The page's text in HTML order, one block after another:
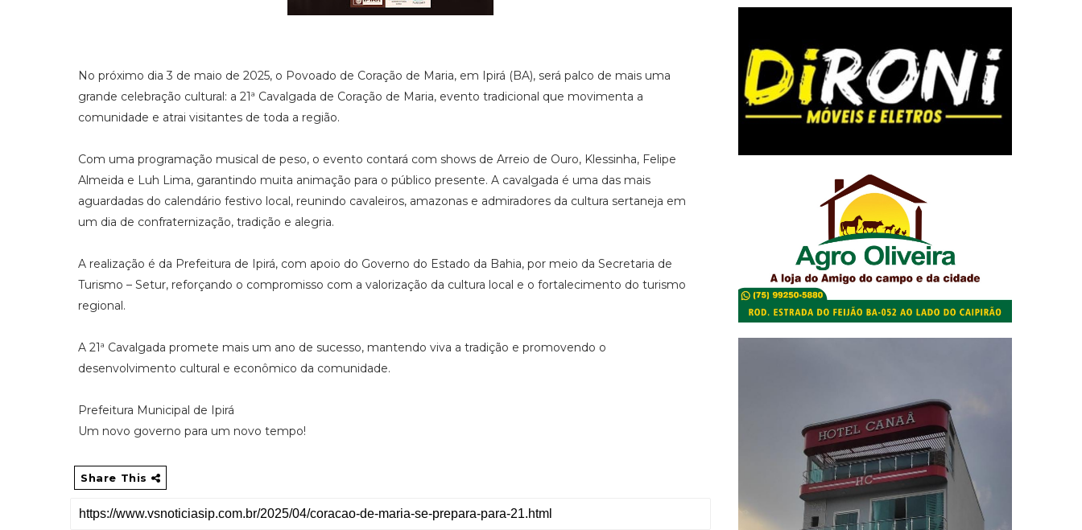
No próximo dia 3 de maio de 2025, o Povoado de Coração de Maria, em Ipirá (BA), será palco de mais uma
grande celebração cultural: a 21ª Cavalgada de Coração de Maria, evento tradicional que movimenta a
comunidade e atrai visitantes de toda a região.
Com uma programação musical de peso, o evento contará com shows de Arreio de Ouro, Klessinha, Felipe
Almeida e Luh Lima, garantindo muita animação para o público presente. A cavalgada é uma das mais
aguardadas do calendário festivo local, reunindo cavaleiros, amazonas e admiradores da cultura sertaneja em
um dia de confraternização, tradição e alegria.
A realização é da Prefeitura de Ipirá, com apoio do Governo do Estado da Bahia, por meio da Secretaria de
Turismo – Setur, reforçando o compromisso com a valorização da cultura local e o fortalecimento do turismo
regional.
A 21ª Cavalgada promete mais um ano de sucesso, mantendo viva a tradição e promovendo o
desenvolvimento cultural e econômico da comunidade.
Prefeitura Municipal de Ipirá
Um novo governo para um novo tempo!
Share This